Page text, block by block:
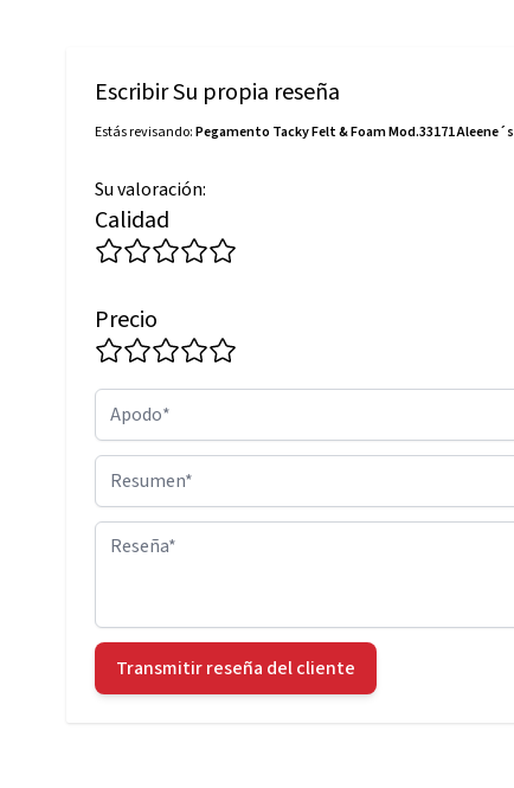
Escribir Su propia reseña
Estás revisando:Pegamento Tacky Felt & Foam Mod.33171 Aleene´s
Su valoración:
Calidad
Precio
Apodo
Resumen
Reseña
Transmitir reseña del cliente